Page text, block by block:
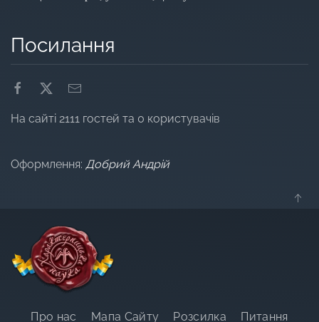
Посилання
На сайті 2111 гостей та 0 користувачів
Оформлення: Добрий Андрій
Про нас Мапа Сайту Розсилка Питання